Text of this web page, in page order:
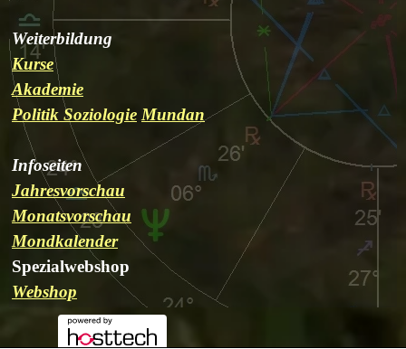
Weiterbildung
Kurse
Akademie
Politik Soziologie Mundan
Infoseiten
Jahresvorschau
Monatsvorschau
Mondkalender
Spezialwebshop
Webshop
Kontakt